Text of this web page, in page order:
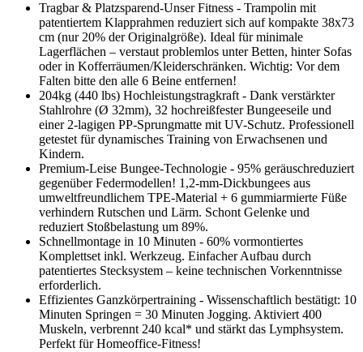
Tragbar & Platzsparend-Unser Fitness - Trampolin mit
patentiertem Klapprahmen reduziert sich auf kompakte 38x73
cm (nur 20% der Originalgröße). Ideal für minimale
Lagerflächen – verstaut problemlos unter Betten, hinter Sofas
oder in Kofferräumen/Kleiderschränken. Wichtig: Vor dem
Falten bitte den alle 6 Beine entfernen!
204kg (440 lbs) Hochleistungstragkraft - Dank verstärkter
Stahlrohre (Ø 32mm), 32 hochreißfester Bungeeseile und
einer 2-lagigen PP-Sprungmatte mit UV-Schutz. Professionell
getestet für dynamisches Training von Erwachsenen und
Kindern.
Premium-Leise Bungee-Technologie - 95% geräuschreduziert
gegenüber Federmodellen! 1,2-mm-Dickbungees aus
umweltfreundlichem TPE-Material + 6 gummiarmierte Füße
verhindern Rutschen und Lärm. Schont Gelenke und
reduziert Stoßbelastung um 89%.
Schnellmontage in 10 Minuten - 60% vormontiertes
Komplettset inkl. Werkzeug. Einfacher Aufbau durch
patentiertes Stecksystem – keine technischen Vorkenntnisse
erforderlich.
Effizientes Ganzkörpertraining - Wissenschaftlich bestätigt: 10
Minuten Springen = 30 Minuten Jogging. Aktiviert 400
Muskeln, verbrennt 240 kcal* und stärkt das Lymphsystem.
Perfekt für Homeoffice-Fitness!